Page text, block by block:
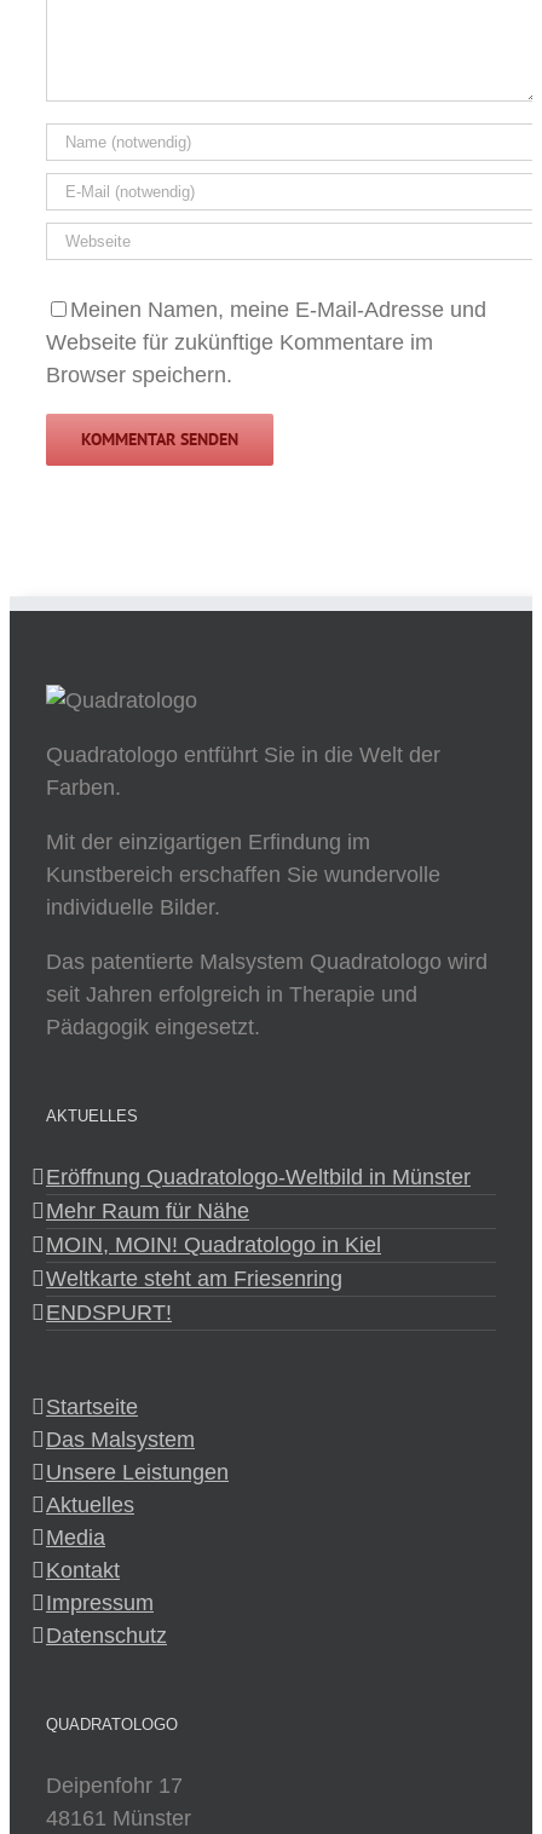
Meinen Namen, meine E-Mail-Adresse und
Webseite für zukünftige Kommentare im
Browser speichern.
Quadratologo entführt Sie in die Welt der
Farben.
Mit der einzigartigen Erfindung im
Kunstbereich erschaffen Sie wundervolle
individuelle Bilder.
Das patentierte Malsystem Quadratologo wird
seit Jahren erfolgreich in Therapie und
Pädagogik eingesetzt.
AKTUELLES
Eröffnung Quadratologo-Weltbild in Münster
Mehr Raum für Nähe
MOIN, MOIN! Quadratologo in Kiel
Weltkarte steht am Friesenring
ENDSPURT!
Startseite
Das Malsystem
Unsere Leistungen
Aktuelles
Media
Kontakt
Impressum
Datenschutz
QUADRATOLOGO
Deipenfohr 17
48161 Münster